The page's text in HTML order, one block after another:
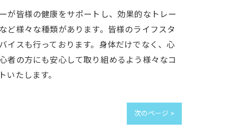
が皆様の健康をサポートし、効果的なトレー
ど様々な種類があります。皆様のライフスタ
イスも行っております。身体だけでなく、心
者の方にも安心して取り組めるよう様々なコ
たします。
次のページ >